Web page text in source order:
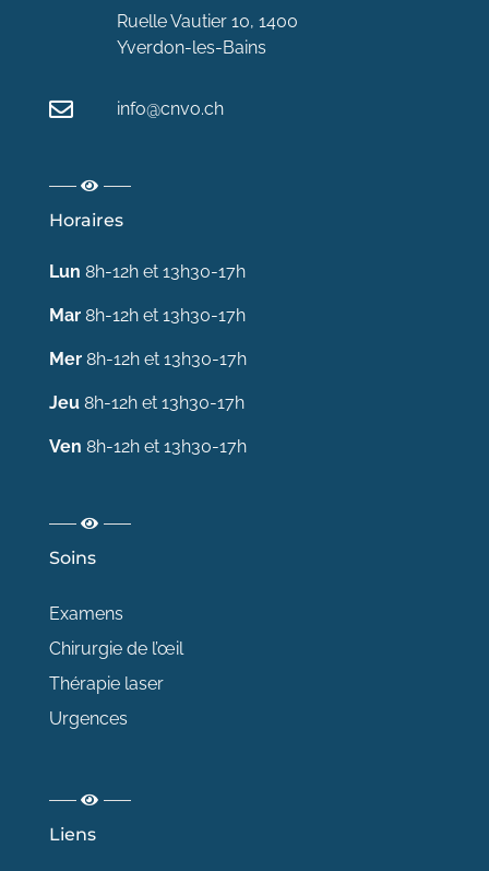
Ruelle Vautier 10, 1400
Yverdon-les-Bains
info@cnvo.ch
Horaires
Lun 8h-12h et 13h30-17h
Mar8h-12h et 13h30-17h
Mer8h-12h et 13h30-17h
Jeu8h-12h et 13h30-17h
Ven 8h-12h et 13h30-17h
Soins
Examens
Chirurgie de l’œil
Thérapie laser
Urgences
Liens